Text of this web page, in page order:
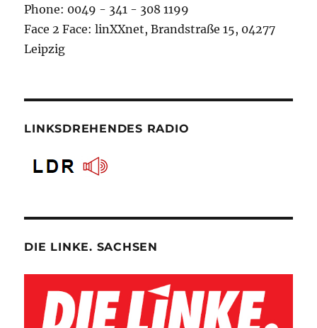
Phone: 0049 - 341 - 308 1199
Face 2 Face: linXXnet, Brandstraße 15, 04277
Leipzig
LINKSDREHENDES RADIO
DIE LINKE. SACHSEN